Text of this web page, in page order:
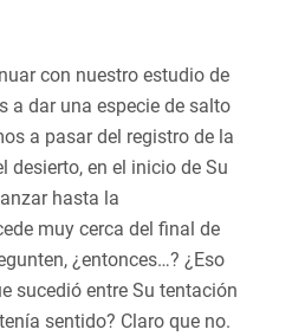
con nuestro estudio de
a dar una especie de salto
a pasar del registro de la
desierto, en el inicio de Su
hasta la
muy cerca del final de
¿entonces…? ¿Eso
sucedió entre Su tentación
sentido? Claro que no.